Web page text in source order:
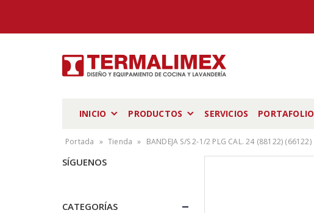
INICIO PRODUCTOS SERVICIOS PORTAFOLIO
Portada » Tienda » BANDEJA S/S 2-1/2 PLG CAL. 24 (88122) (66122)
SÍGUENOS
CATEGORÍAS